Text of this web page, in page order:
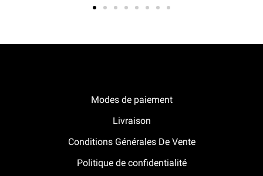
Modes de paiement
Livraison
Conditions Générales De Vente
Politique de confidentialité